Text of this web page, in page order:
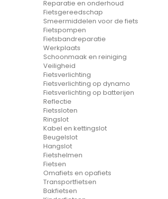
Reparatie en onderhoud
Fietsgereedschap
Smeermiddelen voor de fiets
Fietspompen
Fietsbandreparatie
Werkplaats
Schoonmaak en reiniging
Veiligheid
Fietsverlichting
Fietsverlichting op dynamo
Fietsverlichting op batterijen
Reflectie
Fietssloten
Ringslot
Kabel en kettingslot
Beugelslot
Hangslot
Fietshelmen
Fietsen
Omafiets en opafiets
Transportfietsen
Bakfietsen